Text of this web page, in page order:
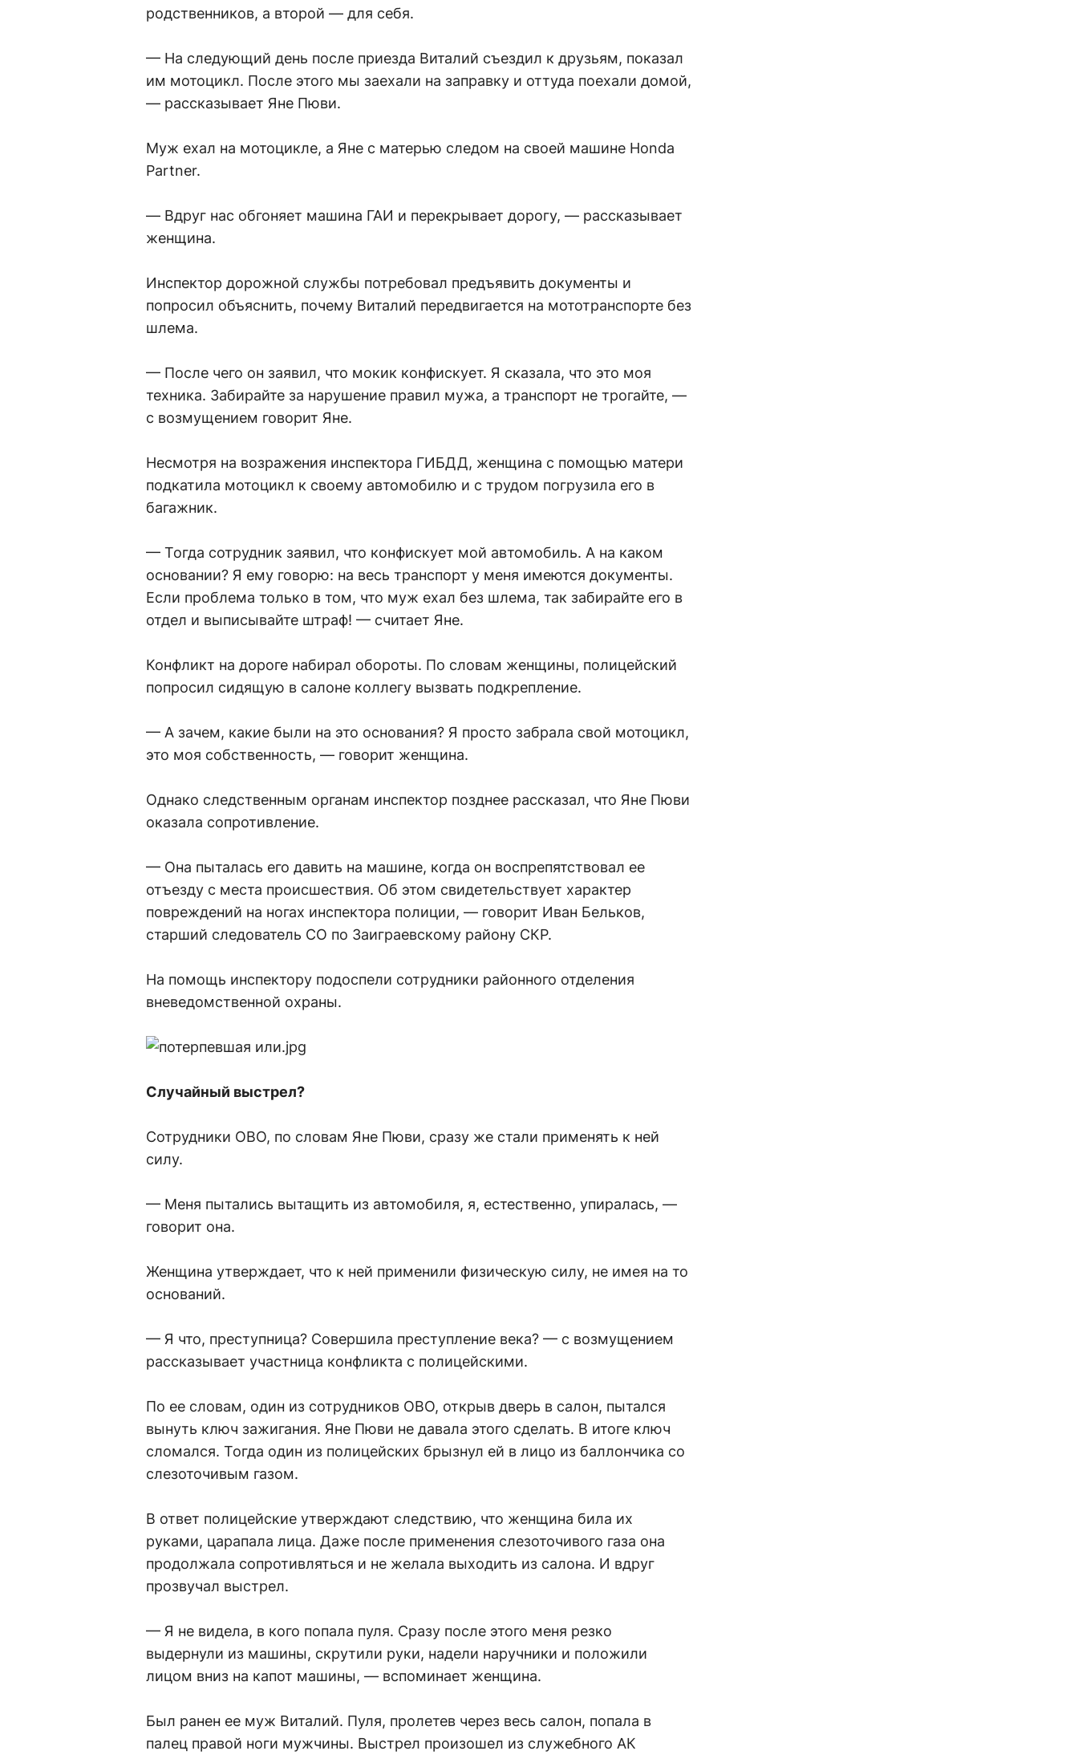
родственников, а второй — для себя.
— На следующий день после приезда Виталий съездил к друзьям, показал
им мотоцикл. После этого мы заехали на заправку и оттуда поехали домой,
— рассказывает Яне Пюви.
Муж ехал на мотоцикле, а Яне с матерью следом на своей машине Honda
Partner.
— Вдруг нас обгоняет машина ГАИ и перекрывает дорогу, — рассказывает
женщина.
Инспектор дорожной службы потребовал предъявить документы и
попросил объяснить, почему Виталий передвигается на мототранспорте без
шлема.
— После чего он заявил, что мокик конфискует. Я сказала, что это моя
техника. Забирайте за нарушение правил мужа, а транспорт не трогайте, —
с возмущением говорит Яне.
Несмотря на возражения инспектора ГИБДД, женщина с помощью матери
подкатила мотоцикл к своему автомобилю и с трудом погрузила его в
багажник.
— Тогда сотрудник заявил, что конфискует мой автомобиль. А на каком
основании? Я ему говорю: на весь транспорт у меня имеются документы.
Если проблема только в том, что муж ехал без шлема, так забирайте его в
отдел и выписывайте штраф! — считает Яне.
Конфликт на дороге набирал обороты. По словам женщины, полицейский
попросил сидящую в салоне коллегу вызвать подкрепление.
— А зачем, какие были на это основания? Я просто забрала свой мотоцикл,
это моя собственность, — говорит женщина.
Однако следственным органам инспектор позднее рассказал, что Яне Пюви
оказала сопротивление.
— Она пыталась его давить на машине, когда он воспрепятствовал ее
отъезду с места происшествия. Об этом свидетельствует характер
повреждений на ногах инспектора полиции, — говорит Иван Бельков,
старший следователь СО по Заиграевскому району СКР.
На помощь инспектору подоспели сотрудники районного отделения
вневедомственной охраны.
Случайный выстрел?
Сотрудники ОВО, по словам Яне Пюви, сразу же стали применять к ней
силу.
— Меня пытались вытащить из автомобиля, я, естественно, упиралась, —
говорит она.
Женщина утверждает, что к ней применили физическую силу, не имея на то
оснований.
— Я что, преступница? Совершила преступление века? — с возмущением
рассказывает участница конфликта с полицейскими.
По ее словам, один из сотрудников ОВО, открыв дверь в салон, пытался
вынуть ключ зажигания. Яне Пюви не давала этого сделать. В итоге ключ
сломался. Тогда один из полицейских брызнул ей в лицо из баллончика со
слезоточивым газом.
В ответ полицейские утверждают следствию, что женщина била их
руками, царапала лица. Даже после применения слезоточивого газа она
продолжала сопротивляться и не желала выходить из салона. И вдруг
прозвучал выстрел.
— Я не видела, в кого попала пуля. Сразу после этого меня резко
выдернули из машины, скрутили руки, надели наручники и положили
лицом вниз на капот машины, — вспоминает женщина.
Был ранен ее муж Виталий. Пуля, пролетев через весь салон, попала в
палец правой ноги мужчины. Выстрел произошел из служебного АК